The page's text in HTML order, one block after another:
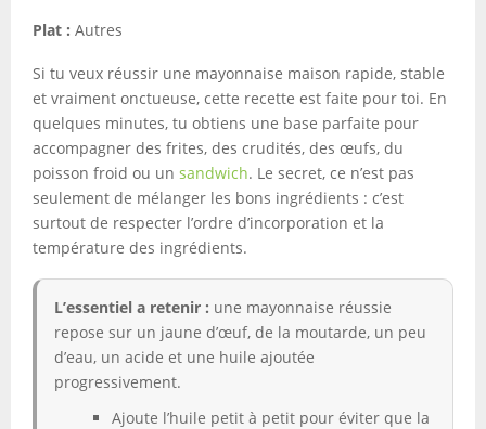
Plat : Autres
Si tu veux réussir une mayonnaise maison rapide, stable
et vraiment onctueuse, cette recette est faite pour toi. En
quelques minutes, tu obtiens une base parfaite pour
accompagner des frites, des crudités, des œufs, du
poisson froid ou un sandwich. Le secret, ce n’est pas
seulement de mélanger les bons ingrédients : c’est
surtout de respecter l’ordre d’incorporation et la
température des ingrédients.
L’essentiel a retenir : une mayonnaise réussie
repose sur un jaune d’œuf, de la moutarde, un peu
d’eau, un acide et une huile ajoutée
progressivement.
Ajoute l’huile petit à petit pour éviter que la